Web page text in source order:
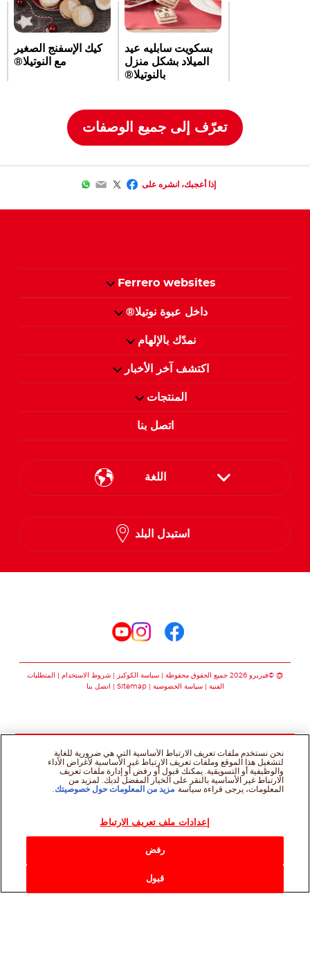
بسكويت سابليه عيد
الميلاد بشكل منزل
بالنوتيلا®‎
كيك الإسفنج الصغير
مع النوتيلا®
تعرّف إلى جميع الوصفات
إذا أعجبك، انشره على Facebook
Twitter
Email
WhatsApp
Ferrero websites
داخل عبوة نوتيلا®
نمدّك بالإلهام
اكتشف آخر الأخبار
المنتجات
اتصل بنا
اللغة
استبدل البلد
@ ©فيريرو 2026 جميع الحقوق محفوظة سياسة الكوكيز شروط الاستخدام
المتطلبات
الفنية
سياسة الخصوصية Sitemap اتصل بنا
نحن نستخدم ملفات تعريف الارتباط الأساسية التي هي ضرورية للغاية
لتشغيل هذا الموقع وملفات تعريف الارتباط غير الأساسية لأغراض الأداء
والوظيفية أو التسويقية. يمكنك قبول أو رفض أو إدارة ملفات تعريف
الارتباط غير الأساسية بالنقر على الخيار المفضل لديك. لمزيد من
المعلومات، يرجى قراءة سياسة مزيد من المعلومات حول خصوصيتك
إعدادات ملف تعريف الارتباط
رفض
قبول